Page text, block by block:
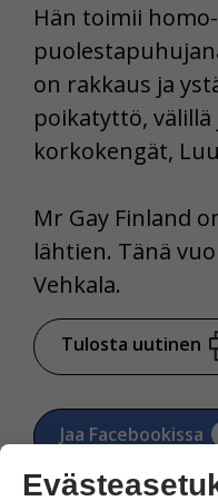
Hän toimii
on rakkaus ja
poikatyttö, välillä
korkokengät,
Mr Gay Finland
lähtien. Tänä
Vehkala.
Tulosta uutinen
Jaa Facebookissa